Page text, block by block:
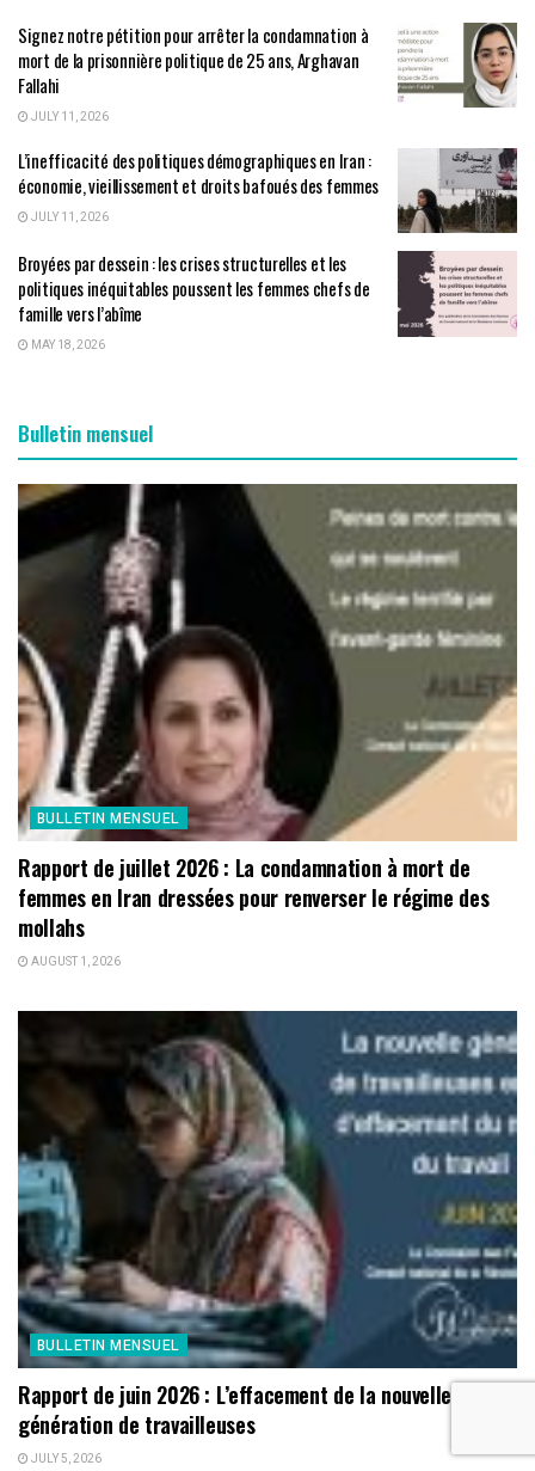
Signez notre pétition pour arrêter la condamnation à
mort de la prisonnière politique de 25 ans, Arghavan
Fallahi
JULY 11, 2026
L’inefficacité des politiques démographiques en Iran :
économie, vieillissement et droits bafoués des femmes
JULY 11, 2026
Broyées par dessein : les crises structurelles et les
politiques inéquitables poussent les femmes chefs de
famille vers l’abîme
MAY 18, 2026
Bulletin mensuel
BULLETIN MENSUEL
Rapport de juillet 2026 : La condamnation à mort de
femmes en Iran dressées pour renverser le régime des
mollahs
AUGUST 1, 2026
BULLETIN MENSUEL
Rapport de juin 2026 : L’effacement de la nouvelle
génération de travailleuses
JULY 5, 2026